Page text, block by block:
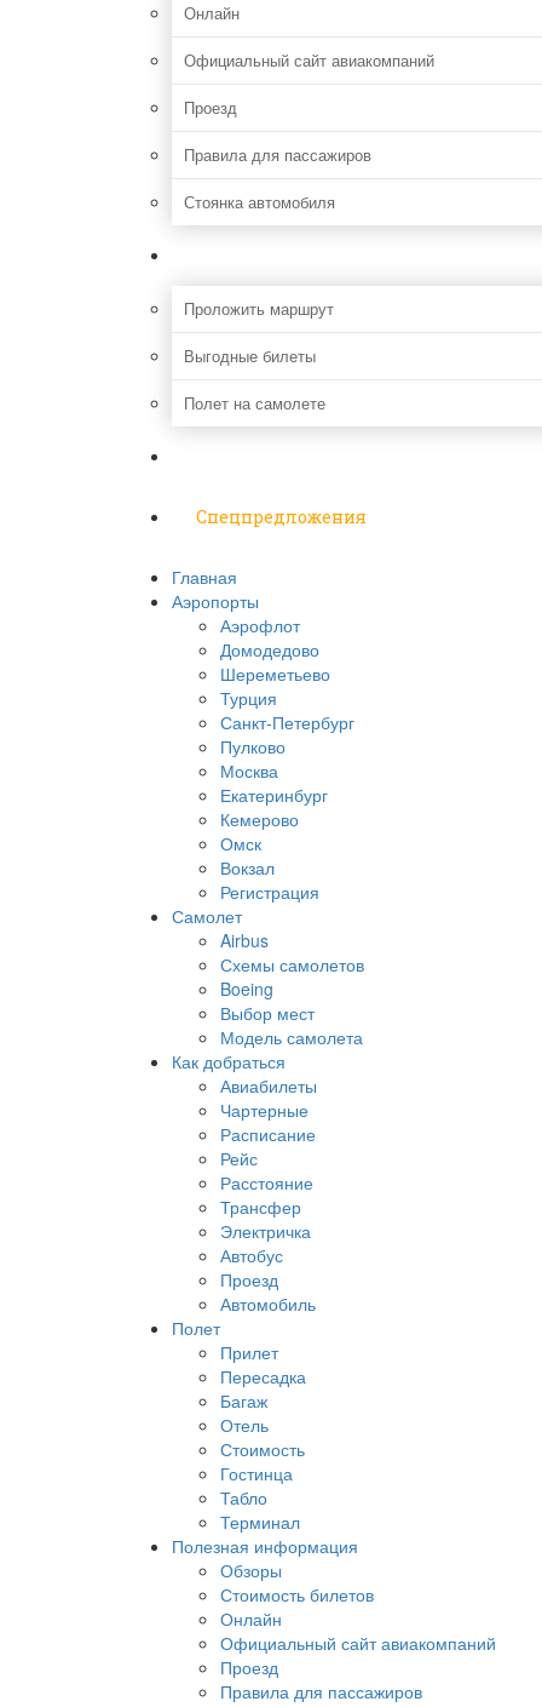
Онлайн
Официальный сайт авиакомпаний
Проезд
Правила для пассажиров
Стоянка автомобиля
Проложить маршрут
Выгодные билеты
Полет на самолете
Спецпредложения
Главная
Аэропорты
Аэрофлот
Домодедово
Шереметьево
Турция
Санкт-Петербург
Пулково
Москва
Екатеринбург
Кемерово
Омск
Вокзал
Регистрация
Самолет
Airbus
Схемы самолетов
Boeing
Выбор мест
Модель самолета
Как добраться
Авиабилеты
Чартерные
Расписание
Рейс
Расстояние
Трансфер
Электричка
Автобус
Проезд
Автомобиль
Полет
Прилет
Пересадка
Багаж
Отель
Стоимость
Гостинца
Табло
Терминал
Полезная информация
Обзоры
Стоимость билетов
Онлайн
Официальный сайт авиакомпаний
Проезд
Правила для пассажиров